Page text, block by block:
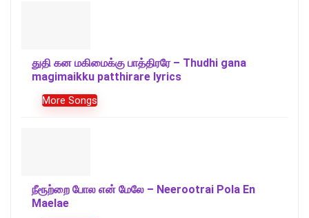
துதி கன மகிமைக்கு பாத்திரரே – Thudhi gana
magimaikku patthirare lyrics
More Songs
நீரூற்றை போல என் மேலே – Neerootrai Pola En
Maelae